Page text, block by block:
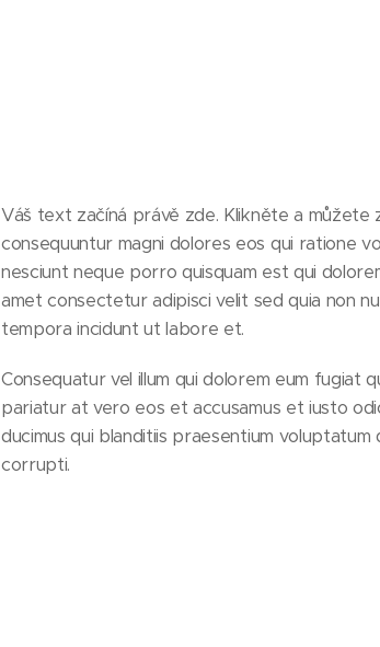
Váš text začíná právě zde. Klikněte a můžete
consequuntur magni dolores eos qui ratione
nesciunt neque porro quisquam est qui
amet consectetur adipisci velit sed quia non
tempora incidunt ut labore et.
Consequatur vel illum qui dolorem eum fugiat
pariatur at vero eos et accusamus et iusto
ducimus qui blanditiis praesentium voluptatum
corrupti.